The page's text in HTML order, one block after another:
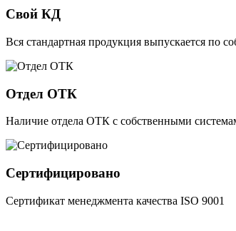
Свой КД
Вся стандартная продукция выпускается по
Отдел ОТК
Наличие отдела ОТК с собственными
Сертифицировано
Сертификат менеджмента качества ISO 9001